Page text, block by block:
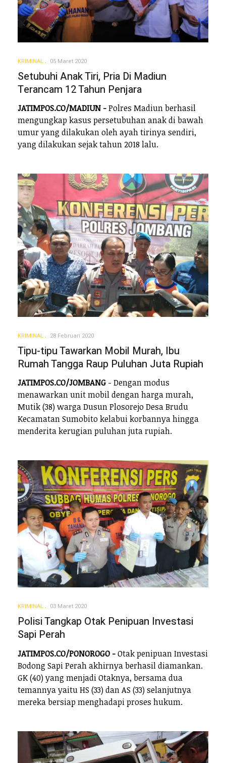
KRIMINAL 05 Maret 2020
Setubuhi Anak Tiri, Pria Di Madiun
Terancam 12 Tahun Penjara
JATIMPOS.CO/MADIUN -Polres Madiun berhasil
mengungkap kasus persetubuhan anak di bawah
umur yang dilakukan oleh ayah tirinya sendiri,
yang dilakukan sejak tahun 2018 lalu.
KRIMINAL 28 Februari 2020
Tipu-tipu Tawarkan Mobil Murah, Ibu
Rumah Tangga Raup Puluhan Juta Rupiah
JATIMPOS.CO/JOMBANG - Dengan modus
menawarkan unit mobil dengan harga murah,
Mutik (38) warga Dusun Plosorejo Desa Brudu
Kecamatan Sumobito kelabui korbannya hingga
menderita kerugian puluhan juta rupiah.
KRIMINAL 03 Maret 2020
Polisi Tangkap Otak Penipuan Investasi
Sapi Perah
JATIMPOS.CO/PONOROGO -Otak penipuan Investasi
Bodong Sapi Perah akhirnya berhasil diamankan.
GK (40) yang menjadi Otaknya, bersama dua
temannya yaitu HS (33) dan AS (33) selanjutnya
mereka bersiap menghadapi proses hukum.